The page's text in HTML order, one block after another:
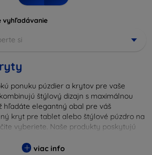
vyhľadávanie
si
ponuku púzdier a krytov pre vaše
štýlový dizajn s maximálnou
hľadáte elegantný obal pre váš
kryt pre tablet alebo štýlové púzdro na
vyberiete. Naše produkty poskytujú
aj estetické a praktické
viac info